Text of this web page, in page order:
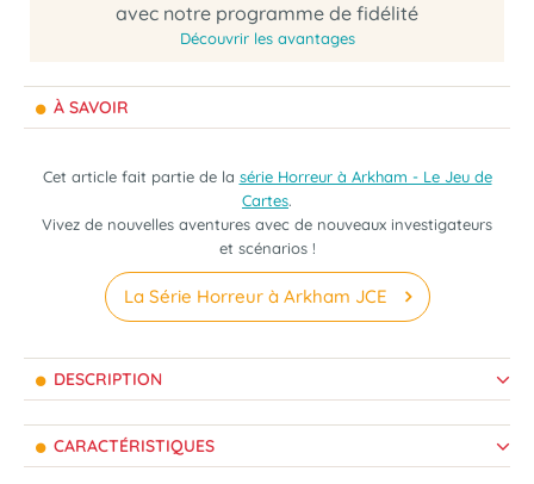
avec notre programme de fidélité
Découvrir les avantages
À SAVOIR
Cet article fait partie de la série Horreur à Arkham - Le Jeu de
Cartes.
Vivez de nouvelles aventures avec de nouveaux investigateurs
et scénarios !
La Série Horreur à Arkham JCE
DESCRIPTION
CARACTÉRISTIQUES